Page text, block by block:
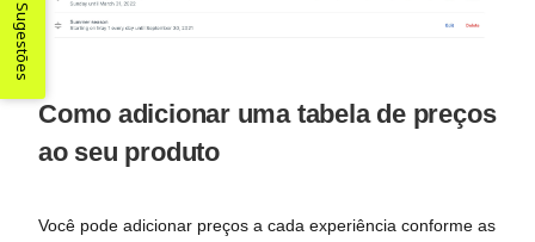
Como adicionar uma tabela de preços
ao seu produto
Você pode adicionar preços a cada experiência conforme as
Sugestões